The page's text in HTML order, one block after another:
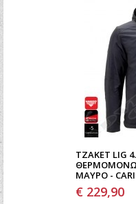
ΤΖΆΚΕΤ LIG
ΜΑΎΡΟ -
€ 229,90